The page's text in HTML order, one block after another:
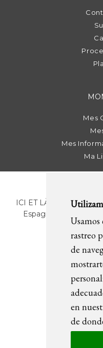
Usamos
rastreo
de
en
de
Mes
Mes
Ma
ICI ET LÀ | C/ Sant
Espagne | T. +34 93